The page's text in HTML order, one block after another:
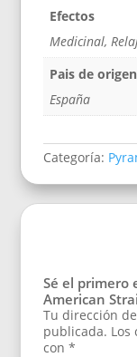
Efectos
Medicinal,
Pais de origen
España
Categoría:
Sé el primero
American
Tu dirección
publicada. Los
con*